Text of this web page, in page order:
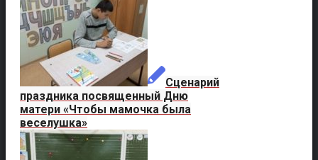
Сценарий
праздника посвященный Дню
матери «Чтобы мамочка была
веселушка»